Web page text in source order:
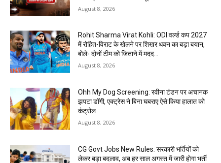
August 8, 2026
Rohit Sharma Virat Kohli: ODI वर्ल्ड कप 2027
में रोहित-विराट के खेलने पर शिखर धवन का बड़ा बयान,
बोले- दोनों टीम को जिताने में मदद...
August 8, 2026
Ohh My Dog Screening: रवीना टंडन पर अचानक
झपटा डॉगी, एक्ट्रेस ने बिना घबराए ऐसे किया हालात को
कंट्रोल
August 8, 2026
CG Govt Jobs New Rules: सरकारी भर्तियों को
लेकर बड़ा बदलाव, अब हर साल अगस्त में जारी होगा भर्ती